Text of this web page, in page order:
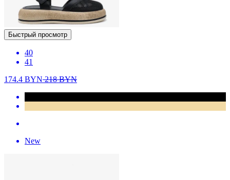
Быстрый просмотр
40
41
174.4 BYN218BYN
New